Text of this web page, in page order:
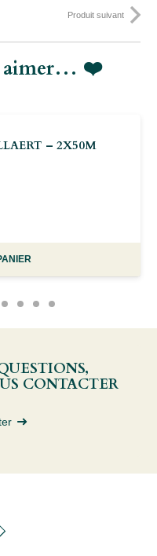
Produit suivant
aimer… ❤️
– 2X50M
CONTACTER